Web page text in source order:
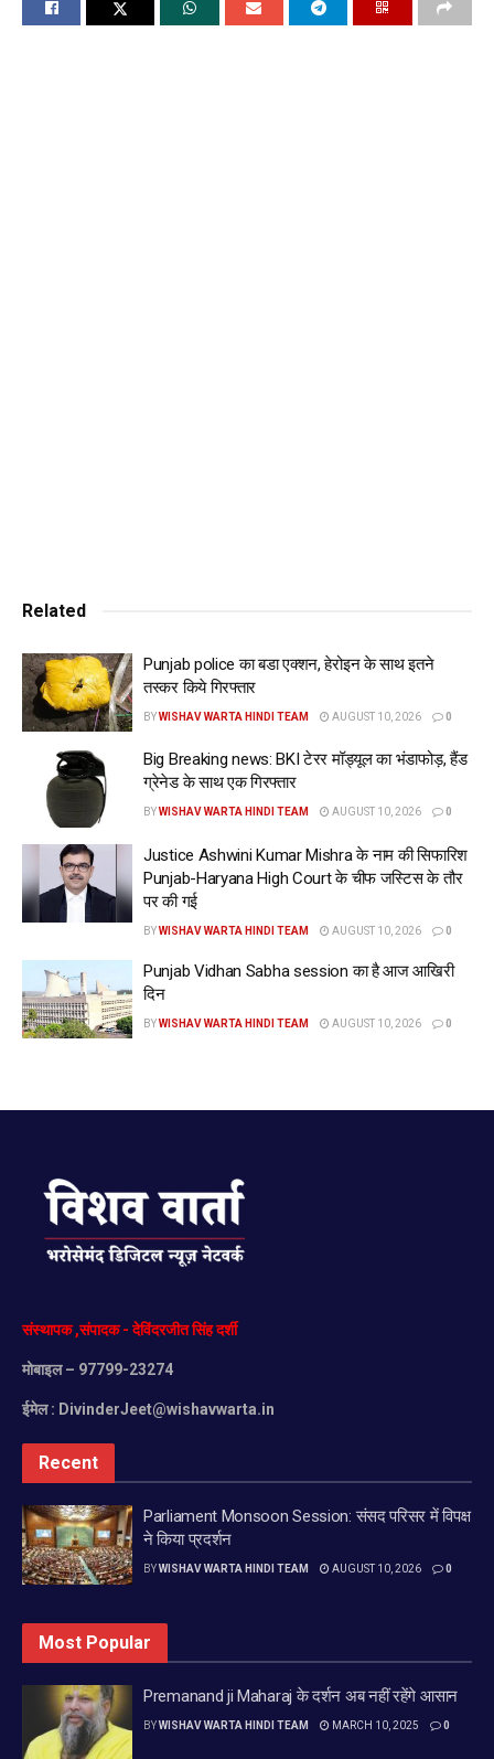
Related
Punjab police का बडा एक्शन, हेरोइन के साथ इतने
तस्कर किये गिरफ्तार
BYWISHAV WARTA HINDI TEAM AUGUST 10, 2026 0
Big Breaking news: BKI टेरर मॉड्यूल का भंडाफोड़, हैंड
ग्रेनेड के साथ एक गिरफ्तार
BYWISHAV WARTA HINDI TEAM AUGUST 10, 2026 0
Justice Ashwini Kumar Mishra के नाम की सिफारिश
Punjab-Haryana High Court के चीफ जस्टिस के तौर
पर की गई
BYWISHAV WARTA HINDI TEAM AUGUST 10, 2026 0
Punjab Vidhan Sabha session का है आज आखिरी
दिन
BYWISHAV WARTA HINDI TEAM AUGUST 10, 2026 0
संस्थापक,संपादक-देविंदरजीतसिंहदर्शी
मोबाइल– 97799-23274
ईमेल : DivinderJeet@wishavwarta.in
Recent
Parliament Monsoon Session: संसद परिसर में विपक्ष
ने किया प्रदर्शन
BYWISHAV WARTA HINDI TEAM AUGUST 10, 2026 0
Most Popular
Premanand ji Maharaj के दर्शन अब नहीं रहेंगे आसान
BYWISHAV WARTA HINDI TEAM MARCH 10, 2025 0